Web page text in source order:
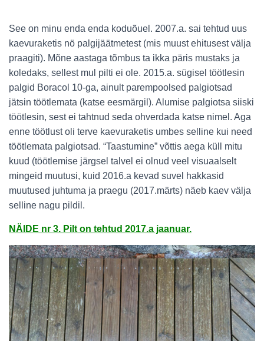
See on minu enda enda koduõuel. 2007.a. sai tehtud uus
kaevuraketis nö palgijäätmetest (mis muust ehitusest välja
praagiti). Mõne aastaga tõmbus ta ikka päris mustaks ja
koledaks, sellest mul pilti ei ole. 2015.a. sügisel töötlesin
palgid Boracol 10-ga, ainult parempoolsed palgiotsad
jätsin töötlemata (katse eesmärgil). Alumise palgiotsa siiski
töötlesin, sest ei tahtnud seda ohverdada katse nimel. Aga
enne töötlust oli terve kaevuraketis umbes selline kui need
töötlemata palgiotsad. “Taastumine” võttis aega küll mitu
kuud (töötlemise järgsel talvel ei olnud veel visuaalselt
mingeid muutusi, kuid 2016.a kevad suvel hakkasid
muutused juhtuma ja praegu (2017.märts) näeb kaev välja
selline nagu pildil.
NÄIDE nr 3. Pilt on tehtud 2017.a jaanuar.